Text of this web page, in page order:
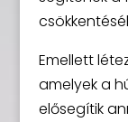
Emellett
amelyek a
elősegítik